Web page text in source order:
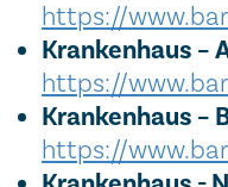
https://
Krankenhaus –
https://
Krankenhaus –
https://